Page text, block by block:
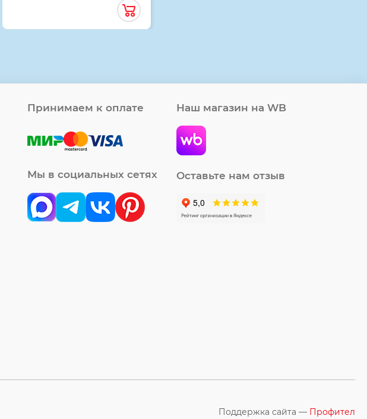
Принимаем к оплате
Мы в социальных сетях
Наш магазин на WB
Оставьте нам отзыв
Поддержка сайта — Профител